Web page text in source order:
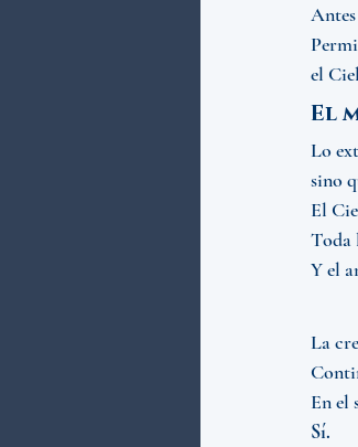
el
El
Lo
sino
El
Toda
Y el
La
En el
Sí.